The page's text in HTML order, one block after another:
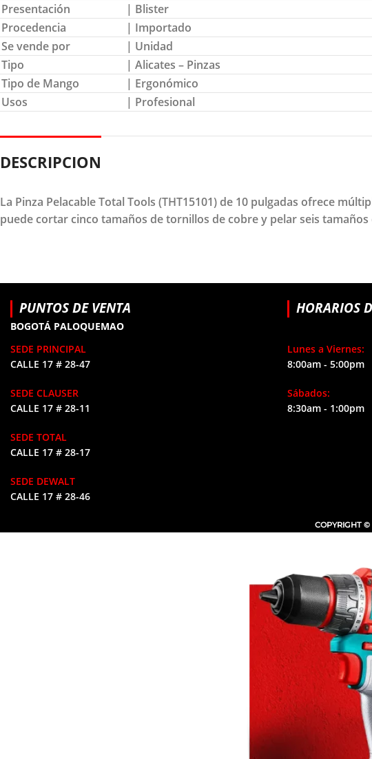
Presentación
| Blister
Procedencia
| Importado
Se vende por
| Unidad
Tipo
| Alicates – Pinzas
Tipo de Mango
| Ergonómico
Usos
| Profesional
DESCRIPCION
La Pinza Pelacable Total Tools (THT15101) de 10 pulgadas ofrece
puede cortar cinco tamaños de tornillos de cobre y pelar seis
PUNTOS DE VENTA
BOGOTÁ PALOQUEMAO
SEDE PRINCIPAL
CALLE 17 # 28-47
SEDE CLAUSER
CALLE 17 # 28-11
SEDE TOTAL
CALLE 17 # 28-17
SEDE DEWALT
CALLE 17 # 28-46
HORARIOS
Lunes a Viernes:
8:00am - 5:00pm
Sábados:
8:30am - 1:00pm
COPYRIGHT ©